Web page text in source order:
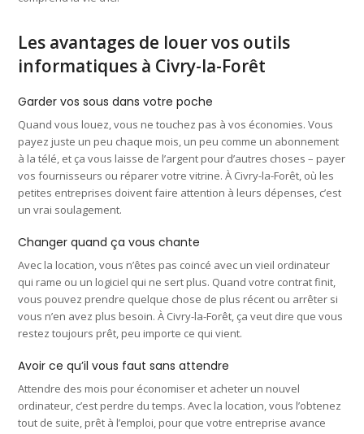
Les avantages de louer vos outils
informatiques à Civry-la-Forêt
Garder vos sous dans votre poche
Quand vous louez, vous ne touchez pas à vos économies. Vous
payez juste un peu chaque mois, un peu comme un abonnement
à la télé, et ça vous laisse de l’argent pour d’autres choses – payer
vos fournisseurs ou réparer votre vitrine. À Civry-la-Forêt, où les
petites entreprises doivent faire attention à leurs dépenses, c’est
un vrai soulagement.
Changer quand ça vous chante
Avec la location, vous n’êtes pas coincé avec un vieil ordinateur
qui rame ou un logiciel qui ne sert plus. Quand votre contrat finit,
vous pouvez prendre quelque chose de plus récent ou arrêter si
vous n’en avez plus besoin. À Civry-la-Forêt, ça veut dire que vous
restez toujours prêt, peu importe ce qui vient.
Avoir ce qu’il vous faut sans attendre
Attendre des mois pour économiser et acheter un nouvel
ordinateur, c’est perdre du temps. Avec la location, vous l’obtenez
tout de suite, prêt à l’emploi, pour que votre entreprise avance